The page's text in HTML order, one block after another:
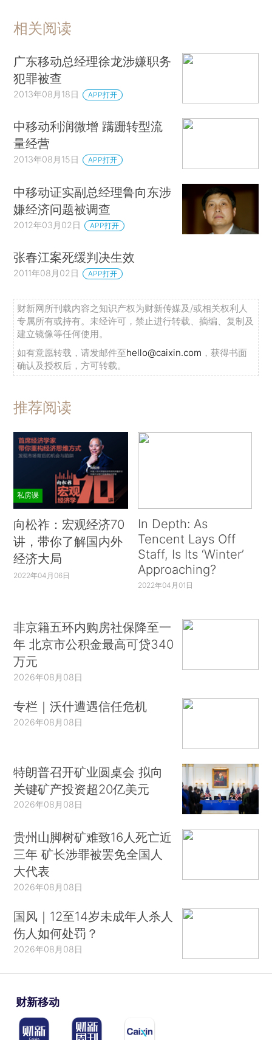
相关阅读
广东移动总经理徐龙涉嫌职务
犯罪被查
2013年08月18日 APP打开
中移动利润微增 蹒跚转型流
量经营
2013年08月15日 APP打开
中移动证实副总经理鲁向东涉
嫌经济问题被调查
2012年03月02日 APP打开
张春江案死缓判决生效
2011年08月02日 APP打开
财新网所刊载内容之知识产权为财新传媒及/或相关权利人
专属所有或持有。未经许可，禁止进行转载、摘编、复制及
建立镜像等任何使用。
如有意愿转载，请发邮件至hello@caixin.com ，获得书面
确认及授权后，方可转载。
推荐阅读
私房课
向松祚：宏观经济70
讲，带你了解国内外
经济大局
2022年04月06日
In Depth: As
Tencent Lays Off
Staff, Is Its ‘Winter’
Approaching?
2022年04月01日
非京籍五环内购房社保降至一
年 北京市公积金最高可贷340
万元
2026年08月08日
专栏｜沃什遭遇信任危机
2026年08月08日
特朗普召开矿业圆桌会 拟向
关键矿产投资超20亿美元
2026年08月08日
贵州山脚树矿难致16人死亡近
三年 矿长涉罪被罢免全国人
大代表
2026年08月08日
国风｜12至14岁未成年人杀人
伤人如何处罚？
2026年08月08日
财新移动